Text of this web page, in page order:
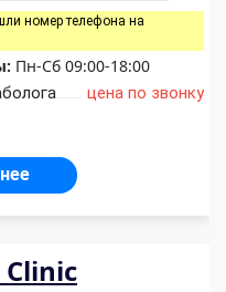
номер телефона на
Пн-Сб 09:00-18:00
цена по звонку